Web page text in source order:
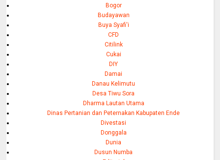
Bogor
Budayawan
Buya Syafi'i
CFD
Citilink
Cukai
DIY
Damai
Danau Kelimutu
Desa Tiwu Sora
Dharma Lautan Utama
Dinas Pertanian dan Peternakan Kabupaten Ende
Divestasi
Donggala
Dunia
Dusun Numba